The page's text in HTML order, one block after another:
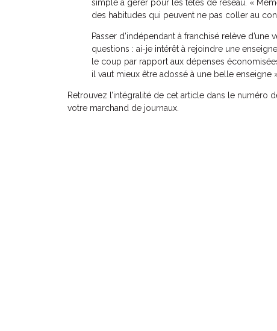
simple à gérer pour les têtes de réseau. «
des habitudes qui peuvent ne pas coller au
Passer d’indépendant à franchisé relève
questions : ai-je intérêt à rejoindre une
le coup par rapport aux dépenses
il vaut mieux être adossé à une belle enseigne
Retrouvez l’intégralité de cet article dans le numéro
votre marchand de journaux.